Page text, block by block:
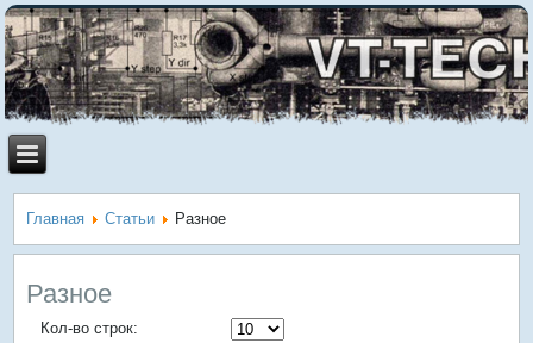
Главная Статьи Разное
Разное
Кол-во строк: